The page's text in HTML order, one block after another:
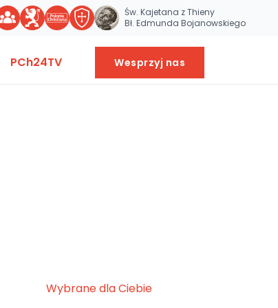
Św. Kajetana z Thieny
Bł. Edmunda Bojanowskiego
PCh24TV Wesprzyj nas
Wybrane dla Ciebie